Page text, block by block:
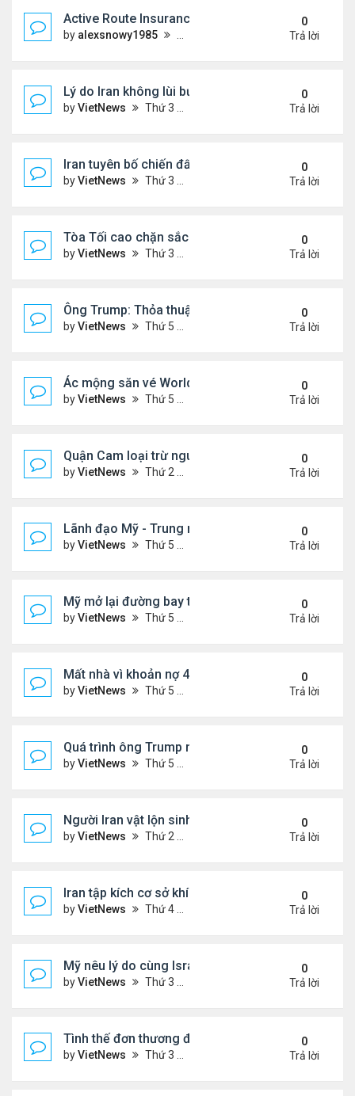
Active Route Insurance
by alexsnowy1985
0
Trả lời
Lý do Iran không lùi bước trước lời đe dọa của
byVietNews Thứ 3 Tháng 8 04, 2026 4:32 pm
0
Trả lời
Iran tuyên bố chiến đấu vì Hormuz tới 'hơi thở
byVietNews Thứ 3 Tháng 7 14, 2026 4:29 pm
0
Trả lời
Tòa Tối cao chặn sắc lệnh xóa luật 'sinh ở Mỹ là
byVietNews Thứ 3 Tháng 6 30, 2026 5:52 pm
0
Trả lời
Ông Trump: Thỏa thuận với Iran là chiến thắng
byVietNews Thứ 5 Tháng 6 18, 2026 5:26 pm
0
Trả lời
Ác mộng săn vé World Cup
byVietNews Thứ 5 Tháng 6 04, 2026 4:49 pm
0
Trả lời
Quận Cam loại trừ nguy cơ bồn hóa chất phát nổ
byVietNews Thứ 2 Tháng 5 25, 2026 5:37 pm
0
Trả lời
Lãnh đạo Mỹ - Trung muốn gì ở nhau khi gặp
byVietNews Thứ 5 Tháng 5 14, 2026 3:05 pm
0
Trả lời
Mỹ mở lại đường bay thẳng tới Venezuela sau 7
byVietNews Thứ 5 Tháng 4 30, 2026 4:27 pm
0
Trả lời
Mất nhà vì khoản nợ 400 USD với ban quản trị khu
byVietNews Thứ 5 Tháng 4 23, 2026 4:30 pm
0
Trả lời
Quá trình ông Trump ra quyết định tấn công Iran
byVietNews Thứ 5 Tháng 4 09, 2026 5:43 pm
0
Trả lời
Người Iran vật lộn sinh tồn giữa chiến sự
byVietNews Thứ 2 Tháng 3 30, 2026 4:55 pm
0
Trả lời
Iran tập kích cơ sở khí LNG lớn nhất thế giới ở
byVietNews Thứ 4 Tháng 3 18, 2026 5:56 pm
0
Trả lời
Mỹ nêu lý do cùng Israel không kích Iran
byVietNews Thứ 3 Tháng 3 03, 2026 6:39 pm
0
Trả lời
Tình thế đơn thương độc mã của Iran trước sức
byVietNews Thứ 3 Tháng 2 24, 2026 6:01 pm
0
Trả lời